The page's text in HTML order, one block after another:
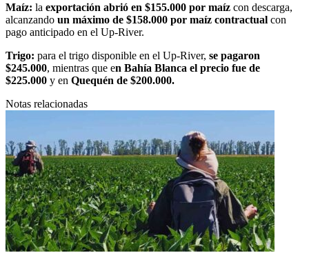
Maíz: la exportación abrió en $155.000 por maíz con descarga,
alcanzando un máximo de $158.000 por maíz contractual con
pago anticipado en el Up-River.
Trigo: para el trigo disponible en el Up-River, se pagaron
$245.000, mientras que en Bahía Blanca el precio fue de
$225.000 y en Quequén de $200.000.
Notas relacionadas